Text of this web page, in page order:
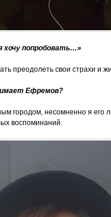
хочу попробовать…»
преодолеть свои страхи и
Ефремов?
городом, несомненно я его
воспоминаний.